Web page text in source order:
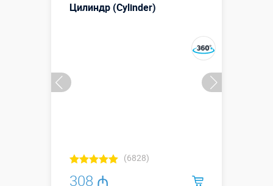
Цилиндр (Cylinder)
(6828)
308 ₼